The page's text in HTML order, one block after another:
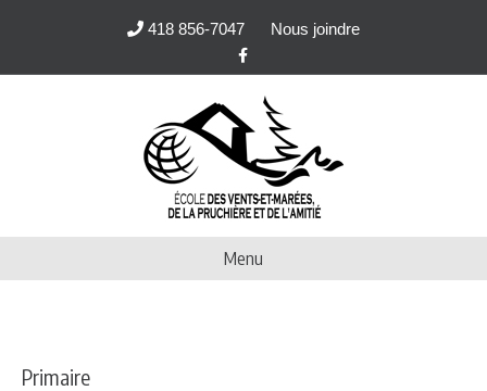
418 856-7047
Nous joindre
Facebook
Menu
Primaire